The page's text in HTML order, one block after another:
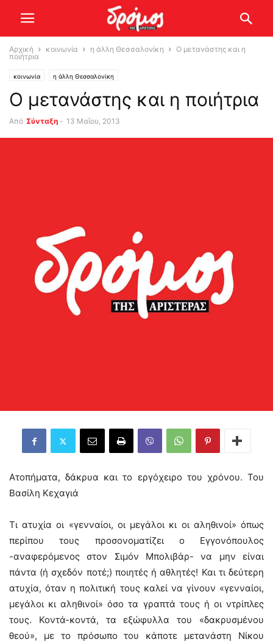
Αρχική κοινωνία η άλλη Θεσσαλονίκη
Ο μετανάστης και η
ποιήτρια
κοινωνία η άλλη Θεσσαλονίκη
Ο μετανάστης και η ποιήτρια
Από Σύνταξη - 13 Μαΐου, 2013
Ατοπήματα, δάκρυα και το εργόχειρο του χρόνου. Του
Βασίλη Κεχαγιά
Τι ατυχία οι «γενναίοι, οι μεγάλοι κι οι αληθινοί» όπως
περίπου τους προσονοματίζει ο Εγγονόπουλος
-αναφερόμενος στον Σιμόν Μπολιβάρ- να μην είναι
πάντα (ή σχεδόν ποτέ;) ποιητές ή αθλητές! Και τι δεύτερη
ατυχία, όταν η πολιτική τους καλεί να γίνουν «γενναίοι,
μεγάλοι κι αληθινοί» όσο τα γραπτά τους ή οι ντρίπλες
τους. Κοντά-κοντά, τα εξώφυλλα του «δακρυσμένου
θεού», με το πρόσωπο του κάποτε μετανάστη Νίκου